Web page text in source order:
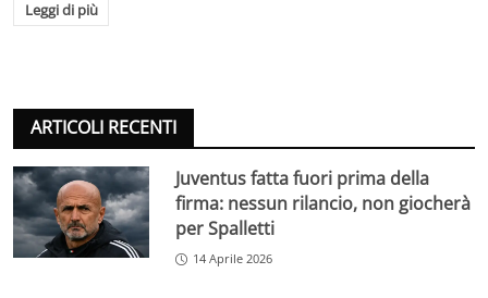
Leggi di più
ARTICOLI RECENTI
Juventus fatta fuori prima della
firma: nessun rilancio, non giocherà
per Spalletti
14 Aprile 2026